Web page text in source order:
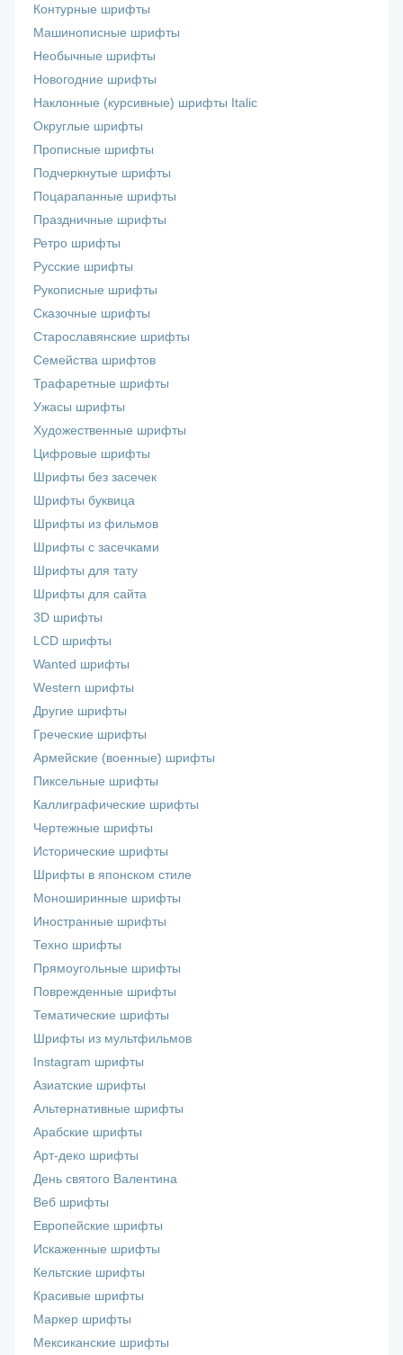
Контурные шрифты
Машинописные шрифты
Необычные шрифты
Новогодние шрифты
Наклонные (курсивные) шрифты Italic
Округлые шрифты
Прописные шрифты
Подчеркнутые шрифты
Поцарапанные шрифты
Праздничные шрифты
Ретро шрифты
Русские шрифты
Рукописные шрифты
Сказочные шрифты
Старославянские шрифты
Семейства шрифтов
Трафаретные шрифты
Ужасы шрифты
Художественные шрифты
Цифровые шрифты
Шрифты без засечек
Шрифты буквица
Шрифты из фильмов
Шрифты с засечками
Шрифты для тату
Шрифты для сайта
3D шрифты
LCD шрифты
Wanted шрифты
Western шрифты
Другие шрифты
Греческие шрифты
Армейские (военные) шрифты
Пиксельные шрифты
Каллиграфические шрифты
Чертежные шрифты
Исторические шрифты
Шрифты в японском стиле
Моноширинные шрифты
Иностранные шрифты
Техно шрифты
Прямоугольные шрифты
Поврежденные шрифты
Тематические шрифты
Шрифты из мультфильмов
Instagram шрифты
Азиатские шрифты
Альтернативные шрифты
Арабские шрифты
Арт-деко шрифты
День святого Валентина
Веб шрифты
Европейские шрифты
Искаженные шрифты
Кельтские шрифты
Красивые шрифты
Маркер шрифты
Мексиканские шрифты